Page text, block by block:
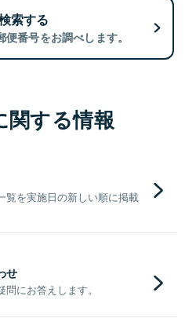
索する
番号をお調べします。
関する情報
覧を実施日の新しい順に掲載
せ
にお答えします。